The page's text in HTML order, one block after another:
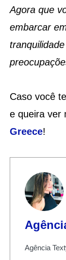
Agora que
embarcar
Caso você
e queira ver
Greece!
Agência